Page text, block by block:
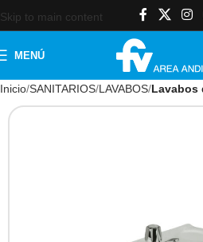
Skip to main content
MENÚ
Inicio SANITARIOS LAVABOS Lavabos